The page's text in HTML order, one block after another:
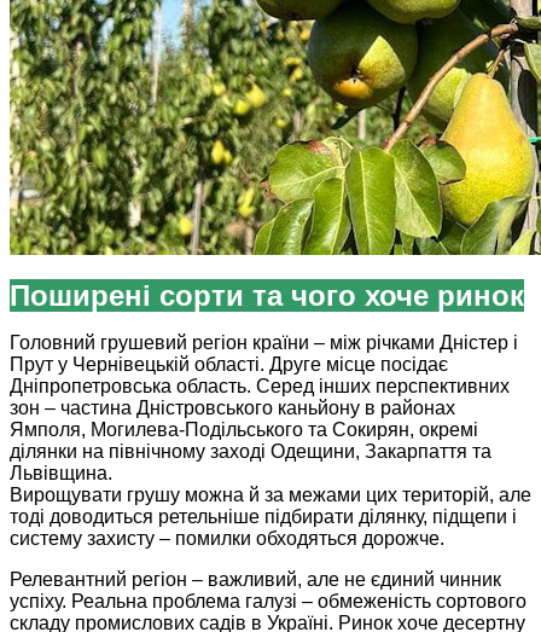
Поширені сорти та чого хоче ринок
Головний грушевий регіон країни – між річками Дністер і
Прут у Чернівецькій області. Друге місце посідає
Дніпропетровська область. Серед інших перспективних
зон – частина Дністровського каньйону в районах
Ямполя, Могилева-Подільського та Сокирян, окремі
ділянки на північному заході Одещини, Закарпаття та
Львівщина.
Вирощувати грушу можна й за межами цих територій, але
тоді доводиться ретельніше підбирати ділянку, підщепи і
систему захисту – помилки обходяться дорожче.
Релевантний регіон – важливий, але не єдиний чинник
успіху. Реальна проблема галузі – обмеженість сортового
складу промислових садів в Україні. Ринок хоче десертну